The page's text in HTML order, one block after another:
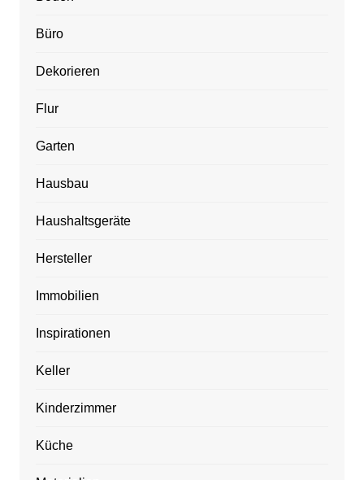
Büro
Dekorieren
Flur
Garten
Hausbau
Haushaltsgeräte
Hersteller
Immobilien
Inspirationen
Keller
Kinderzimmer
Küche